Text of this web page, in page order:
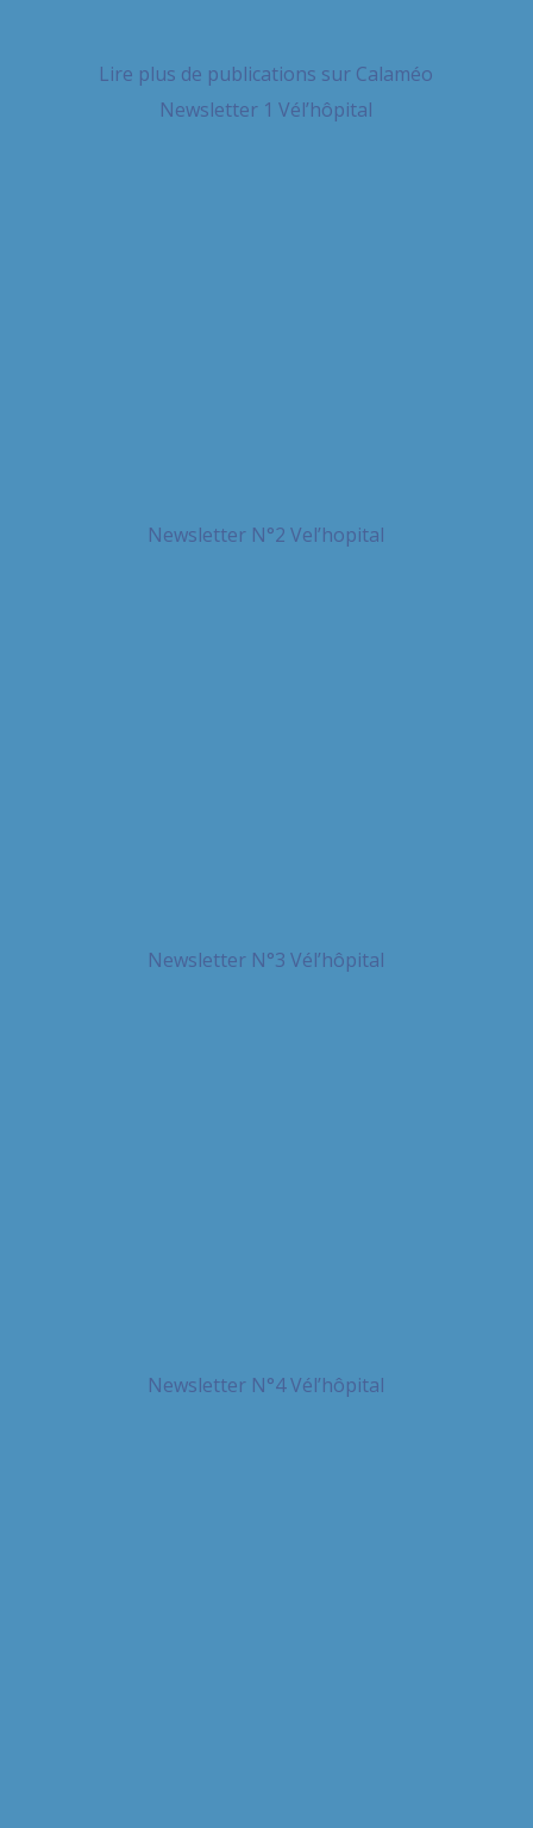
Lire plus de publications sur Calaméo
Newsletter 1 Vél’hôpital
Newsletter N°2 Vel’hopital
Newsletter N°3 Vél’hôpital
Newsletter N°4 Vél’hôpital